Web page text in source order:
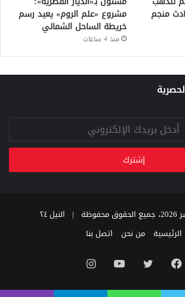
منجم مشروع «علم الروم» يعيد رسم
خريطة الساحل الشمالي
منذ 4 ساعات
|
النيل ٢٤
الرئيسية
من نحن اتصل بنا
فيسبوك تويتر يوتيوب